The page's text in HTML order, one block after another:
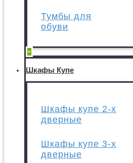
Тумбы для
обуви
+
Шкафы Купе
Шкафы купе 2-х
дверные
Шкафы купе 3-х
дверные